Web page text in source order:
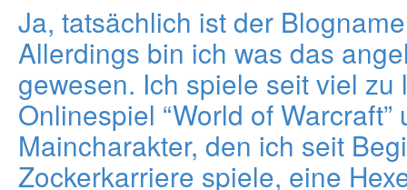
Ja, tatsächlich ist der
Allerdings bin ich was das
gewesen. Ich spiele seit viel
Onlinespiel “World of
Maincharakter, den ich seit
Zockerkarriere spiele, eine